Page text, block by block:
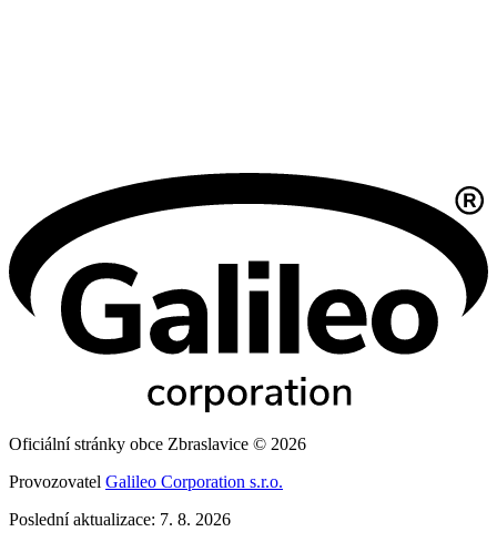
Oficiální stránky obce Zbraslavice © 2026
Provozovatel Galileo Corporation s.r.o.
Poslední aktualizace: 7. 8. 2026